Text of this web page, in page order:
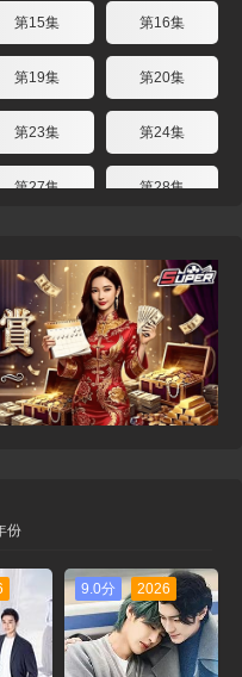
第15集 第16集
第19集 第20集
第23集 第24集
第27集 第28集
第35集 第36集
第39集 第40集
第43集 第44集
份
9.0分 2026